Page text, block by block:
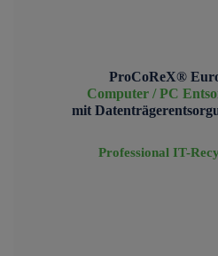
ProCoReX®
Computer / PC
mit
Professional IT-